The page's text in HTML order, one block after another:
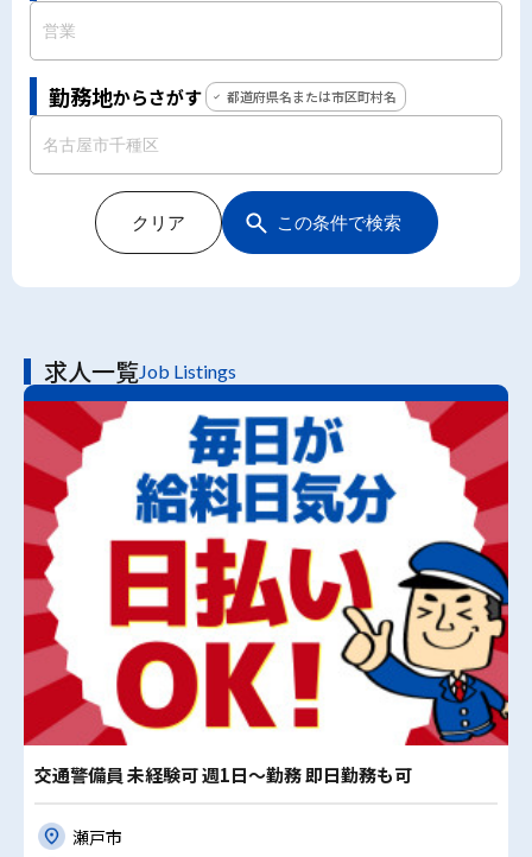
勤務地からさがす 都道府県名または市区町村名
クリア この条件で検索
求人一覧Job Listings
交通警備員 未経験可 週1日～勤務 即日勤務も可
瀬戸市